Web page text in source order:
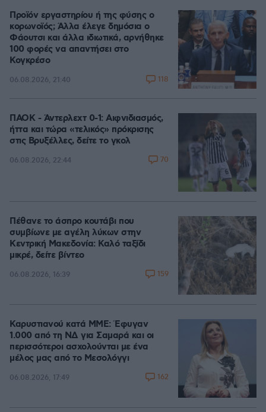
Προϊόν εργαστηρίου ή της φύσης ο
κορωνοϊός; Άλλα έλεγε δημόσια ο
Φάουτσι και άλλα ιδιωτικά, αρνήθηκε
100 φορές να απαντήσει στο
Κογκρέσο
06.08.2026, 21:40 118
ΠΑΟΚ - Άντερλεχτ 0-1: Αιφνιδιασμός,
ήττα και τώρα «τελικός» πρόκρισης
στις Βρυξέλλες, δείτε το γκολ
06.08.2026, 22:44 70
Πέθανε το άσπρο κουτάβι που
συμβίωνε με αγέλη λύκων στην
Κεντρική Μακεδονία: Καλό ταξίδι
μικρέ, δείτε βίντεο
06.08.2026, 16:39 159
Καρυστιανού κατά ΜΜΕ: Έφυγαν
1.000 από τη ΝΔ για Σαμαρά και οι
περισσότεροι ασχολούνται με ένα
μέλος μας από το Μεσολόγγι
06.08.2026, 17:49 162